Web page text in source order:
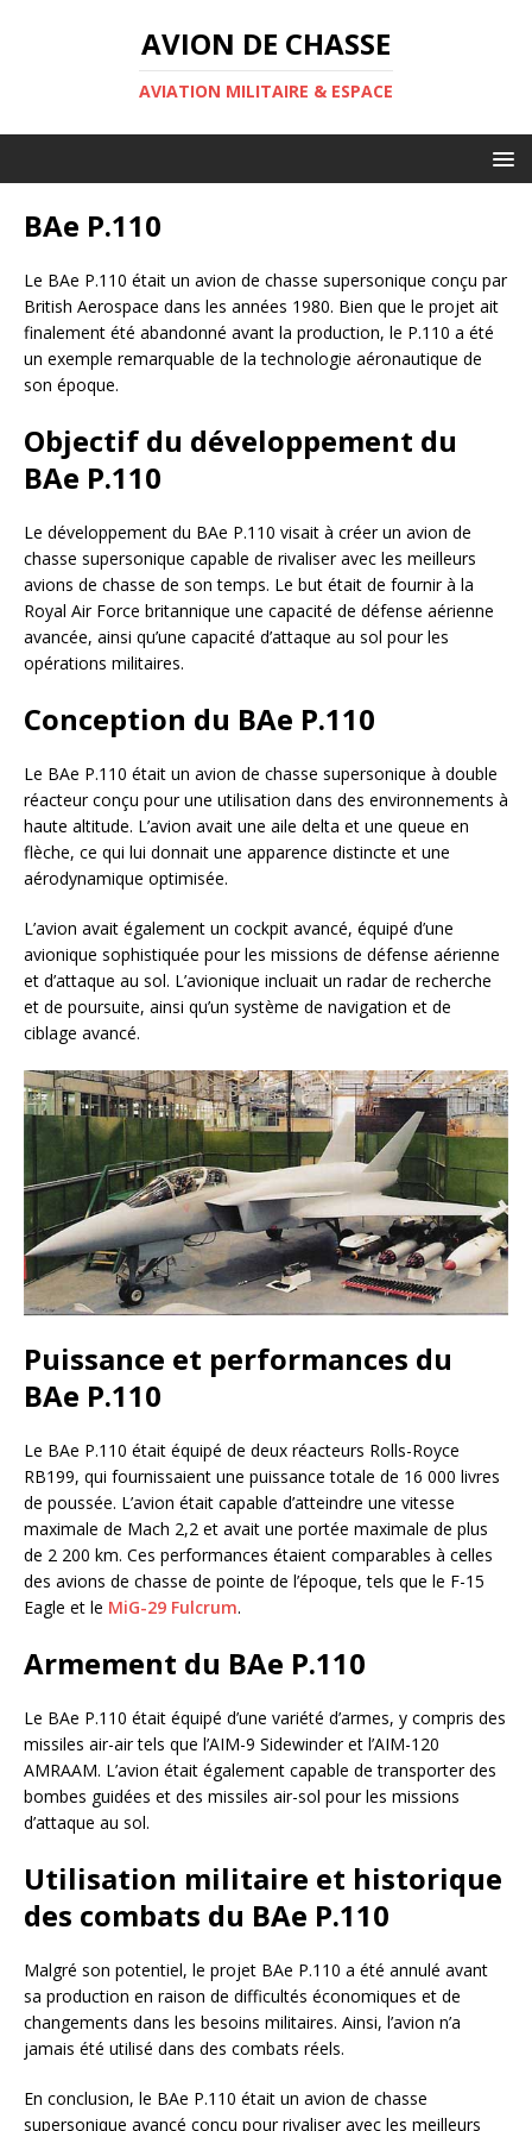
AVION DE CHASSE
AVIATION MILITAIRE & ESPACE
BAe P.110
Le BAe P.110 était un avion de chasse supersonique conçu par
British Aerospace dans les années 1980. Bien que le projet ait
finalement été abandonné avant la production, le P.110 a été
un exemple remarquable de la technologie aéronautique de
son époque.
Objectif du développement du
BAe P.110
Le développement du BAe P.110 visait à créer un avion de
chasse supersonique capable de rivaliser avec les meilleurs
avions de chasse de son temps. Le but était de fournir à la
Royal Air Force britannique une capacité de défense aérienne
avancée, ainsi qu’une capacité d’attaque au sol pour les
opérations militaires.
Conception du BAe P.110
Le BAe P.110 était un avion de chasse supersonique à double
réacteur conçu pour une utilisation dans des environnements à
haute altitude. L’avion avait une aile delta et une queue en
flèche, ce qui lui donnait une apparence distincte et une
aérodynamique optimisée.
L’avion avait également un cockpit avancé, équipé d’une
avionique sophistiquée pour les missions de défense aérienne
et d’attaque au sol. L’avionique incluait un radar de recherche
et de poursuite, ainsi qu’un système de navigation et de
ciblage avancé.
Puissance et performances du
BAe P.110
Le BAe P.110 était équipé de deux réacteurs Rolls-Royce
RB199, qui fournissaient une puissance totale de 16 000 livres
de poussée. L’avion était capable d’atteindre une vitesse
maximale de Mach 2,2 et avait une portée maximale de plus
de 2 200 km. Ces performances étaient comparables à celles
des avions de chasse de pointe de l’époque, tels que le F-15
Eagle et le MiG-29 Fulcrum.
Armement du BAe P.110
Le BAe P.110 était équipé d’une variété d’armes, y compris des
missiles air-air tels que l’AIM-9 Sidewinder et l’AIM-120
AMRAAM. L’avion était également capable de transporter des
bombes guidées et des missiles air-sol pour les missions
d’attaque au sol.
Utilisation militaire et historique
des combats du BAe P.110
Malgré son potentiel, le projet BAe P.110 a été annulé avant
sa production en raison de difficultés économiques et de
changements dans les besoins militaires. Ainsi, l’avion n’a
jamais été utilisé dans des combats réels.
En conclusion, le BAe P.110 était un avion de chasse
supersonique avancé conçu pour rivaliser avec les meilleurs